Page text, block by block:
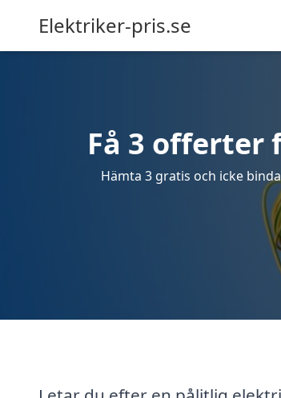
Elektriker-pris.se
Få 3
Hämta 3 gratis och icke